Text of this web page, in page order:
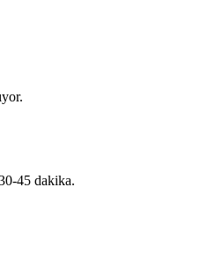
45 dakika.